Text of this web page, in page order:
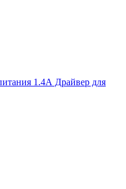
1.4А Драйвер для